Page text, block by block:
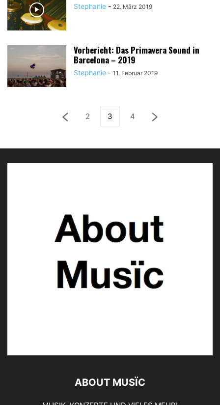
Stephanie - 22. März 2019
Vorbericht: Das Primavera Sound in
Barcelona – 2019
Stephanie - 11. Februar 2019
2 3 4
ABOUT MUSÏC